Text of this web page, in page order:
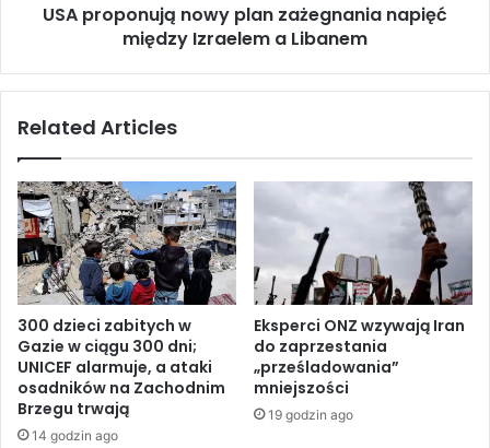
e
r
i
a
t
a
k
n
a
c
e
l
w
l
a
n
z
a
e
g
a
n
USA proponują nowy plan zażegnania napięć
między Izraelem a Libanem
Related Articles
300 dzieci zabitych w
Gazie w ciągu 300 dni;
UNICEF alarmuje, a ataki
osadników na Zachodnim
Brzegu trwają
14 godzin ago
Eksperci ONZ wzywają Iran
do zaprzestania
„prześladowania”
mniejszości
19 godzin ago